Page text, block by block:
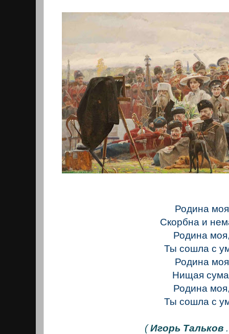
Родина моя
Скорбна и
Родина
Ты сошла с
Родина моя
Нищая
Родина
Ты сошла с
(Игорь Тальков